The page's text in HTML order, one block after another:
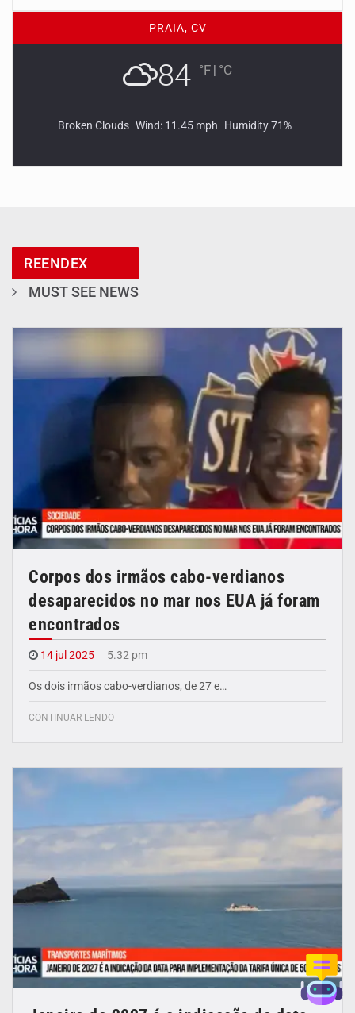
PRAIA, CV
84 °F | °C
Broken Clouds Wind: 11.45 mph Humidity 71%
REENDEX
MUST SEE NEWS
Corpos dos irmãos cabo-verdianos
desaparecidos no mar nos EUA já foram
encontrados
14 jul 2025 5.32 pm
Os dois irmãos cabo-verdianos, de 27 e…
CONTINUAR LENDO